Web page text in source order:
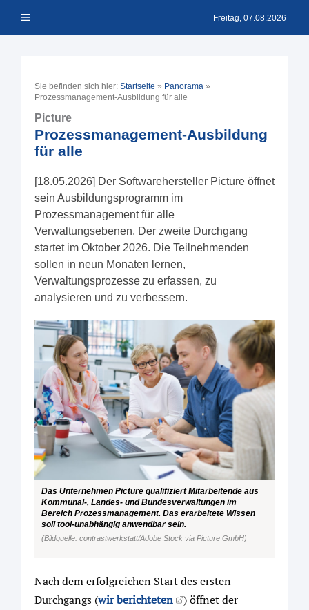
Inhalt Menü Freitag, 07.08.2026
Sie befinden sich hier: Startseite » Panorama »
Prozessmanagement-Ausbildung für alle
Picture
Prozessmanagement-Ausbildung
für alle
[18.05.2026] Der Softwarehersteller Picture öffnet
sein Ausbildungsprogramm im
Prozessmanagement für alle
Verwaltungsebenen. Der zweite Durchgang
startet im Oktober 2026. Die Teilnehmenden
sollen in neun Monaten lernen,
Verwaltungsprozesse zu erfassen, zu
analysieren und zu verbessern.
Das Unternehmen Picture qualifiziert Mitarbeitende aus
Kommunal-, Landes- und Bundesverwaltungen im
Bereich Prozessmanagement. Das erarbeitete Wissen
soll tool-unabhängig anwendbar sein.
(Bildquelle: contrastwerkstatt/Adobe Stock via Picture GmbH)
Nach dem erfolgreichen Start des ersten
Durchgangs (wir berichteten
) öffnet der